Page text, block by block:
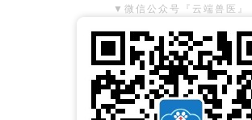
▼微信公众号『云端兽医』